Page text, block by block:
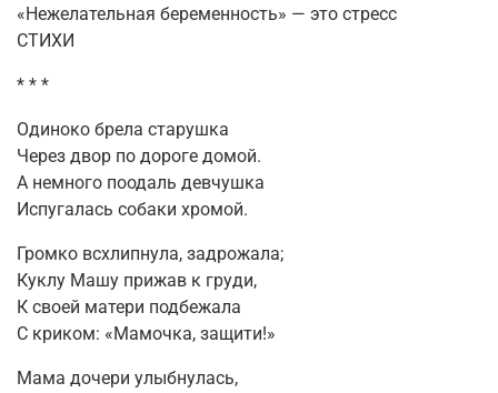
«Нежелательная беременность» — это стресс
СТИХИ
* * *
Одиноко брела старушка
Через двор по дороге домой.
А немного поодаль девчушка
Испугалась собаки хромой.
Громко всхлипнула, задрожала;
Куклу Машу прижав к груди,
К своей матери подбежала
С криком: «Мамочка, защити!»
Мама дочери улыбнулась,